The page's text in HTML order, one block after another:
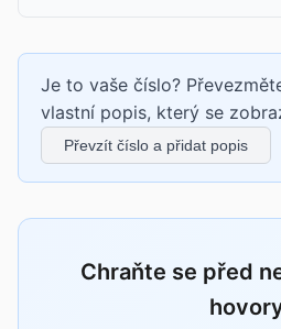
Je to vaše číslo?
vlastní popis, který se
Převzít číslo a přidat popis
Chraňte se před